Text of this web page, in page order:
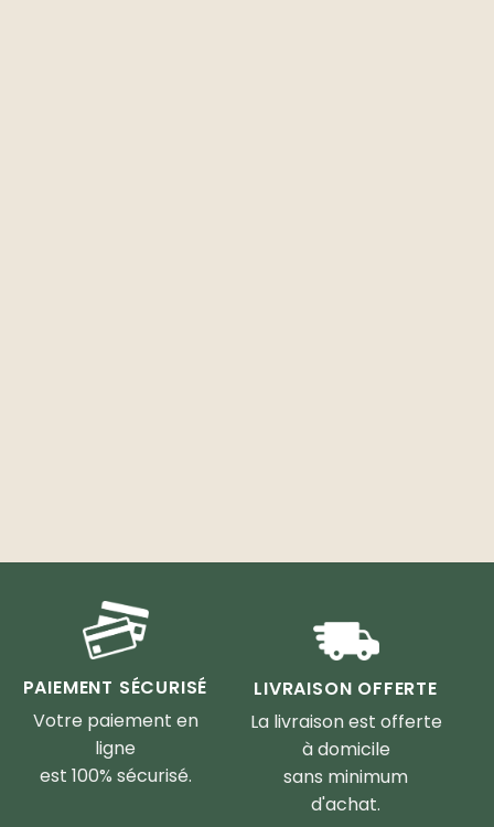
PAIEMENT SÉCURISÉ
Votre paiement en
ligne
est 100% sécurisé.
LIVRAISON OFFERTE
La livraison est offerte
à domicile
sans minimum
d'achat.